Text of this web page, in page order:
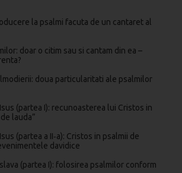
la psalmi facuta de un cantaret al
doar o citim sau si cantam din ea –
doua particularitati ale psalmilor
(partea I): recunoasterea lui Cristos in
lauda”
(partea a II‑a): Cristos in psalmii de
davidice
(partea I): folosirea psalmilor conform